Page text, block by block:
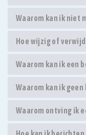
Waarom kan ik niet
Hoe wijzig of
Waarom kan ik een
Waarom kan ik
Waarom ontving ik